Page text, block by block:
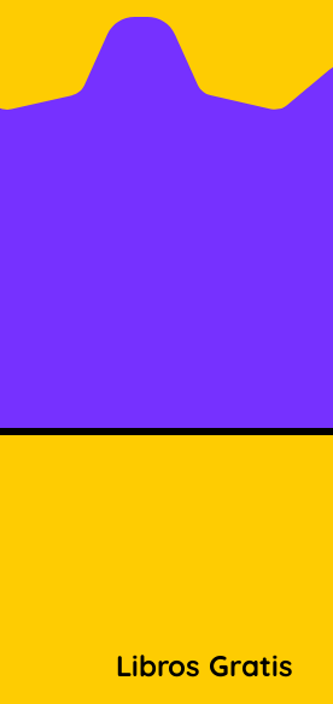
Libros Gratis